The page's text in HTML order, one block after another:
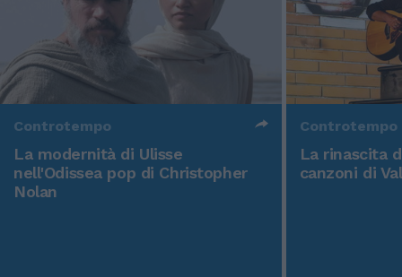
Controtempo
La modernità di Ulisse
nell'Odissea pop di Christopher
Nolan
Controtempo
La rinascita
canzoni di